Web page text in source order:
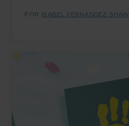
POR ISABEL FERNÁNDEZ-SHAW